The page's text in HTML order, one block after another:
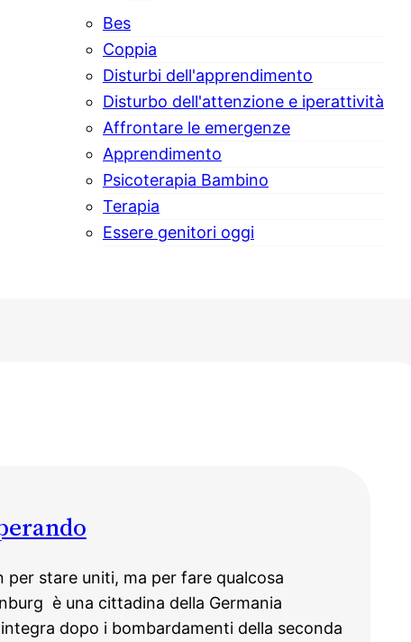
Bes
Coppia
Disturbi dell'apprendimento
Disturbo dell'attenzione e iperattività
Affrontare le emergenze
Apprendimento
Psicoterapia Bambino
Terapia
Essere genitori oggi
per stare uniti, ma per fare qualcosa
è una cittadina della Germania
dopo i bombardamenti della seconda